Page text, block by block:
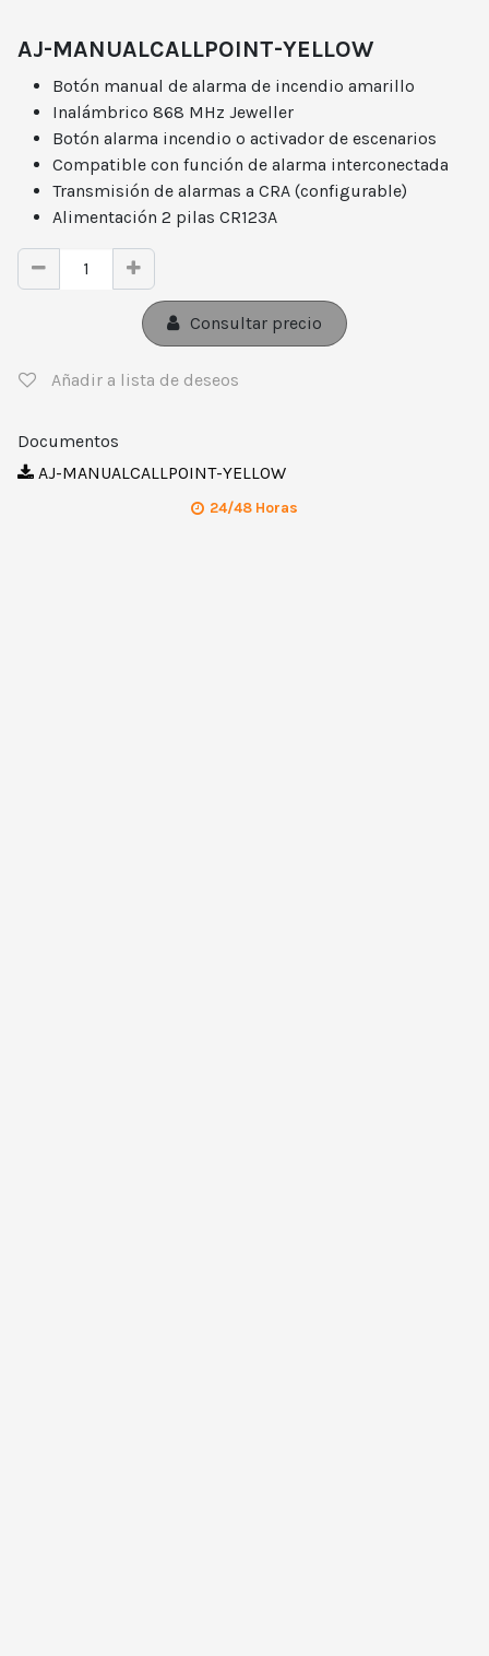
AJ-MANUALCALLPOINT-YELLOW
Botón manual de alarma de incendio amarillo
Inalámbrico 868 MHz Jeweller
Botón alarma incendio o activador de escenarios
Compatible con función de alarma interconectada
Transmisión de alarmas a CRA (configurable)
Alimentación 2 pilas CR123A
Consultar precio
Añadir a lista de deseos
Documentos
AJ-MANUALCALLPOINT-YELLOW
24/48 Horas